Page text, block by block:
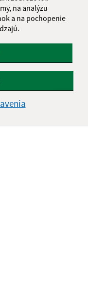
na analýzu
a na pochopenie